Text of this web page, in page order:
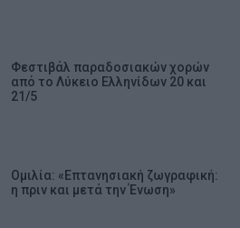
Φεστιβάλ παραδοσιακών χορών
από το Λύκειο Ελληνίδων 20 και
21/5
Ομιλία: «Επτανησιακή ζωγραφική:
η πριν και μετά την Ένωση»